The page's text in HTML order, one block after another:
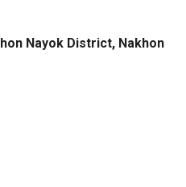
Nayok District, Nakhon